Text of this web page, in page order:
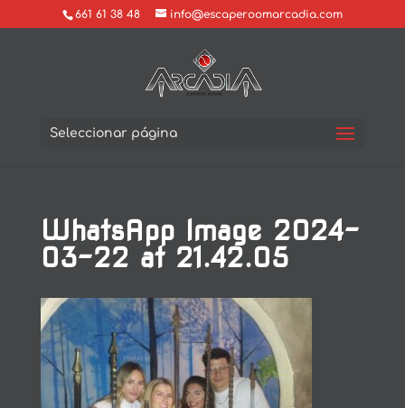
661 61 38 48 info@escaperoomarcadia.com
Seleccionar página
WhatsApp Image 2024-
03-22 at 21.42.05